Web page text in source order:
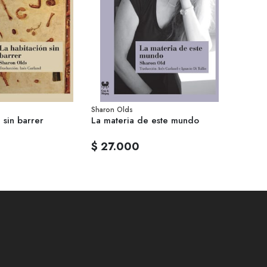
sin barrer
Sharon Olds
La materia de este mundo
$ 27.000